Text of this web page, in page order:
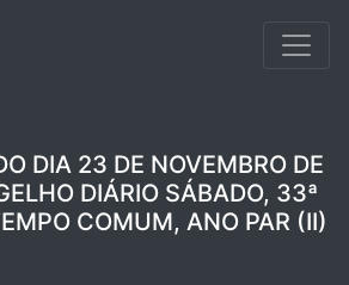
DIA 23 DE NOVEMBRO DE
DIÁRIO SÁBADO, 33ª
COMUM, ANO PAR (II)